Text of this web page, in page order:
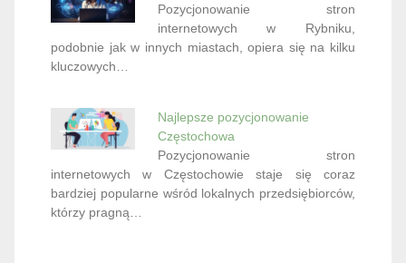
Pozycjonowanie stron
internetowych w Rybniku,
podobnie jak w innych miastach, opiera się na kilku
kluczowych…
Najlepsze pozycjonowanie
Częstochowa
Pozycjonowanie stron
internetowych w Częstochowie staje się coraz
bardziej popularne wśród lokalnych przedsiębiorców,
którzy pragną…